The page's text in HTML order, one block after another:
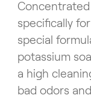
specifically
special
potassium
a high
bad odors